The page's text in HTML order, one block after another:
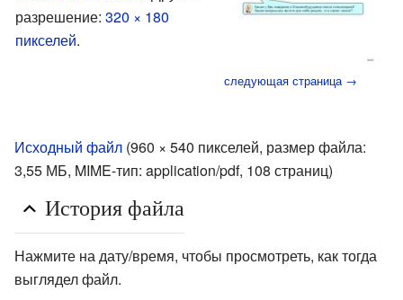
разрешение: 320 × 180
пикселей.
следующая страница →
Исходный файл (960 × 540 пикселей, размер файла:
3,55 МБ, MIME-тип: application/pdf, 108 страниц)
История файла
Нажмите на дату/время, чтобы просмотреть, как тогда
выглядел файл.